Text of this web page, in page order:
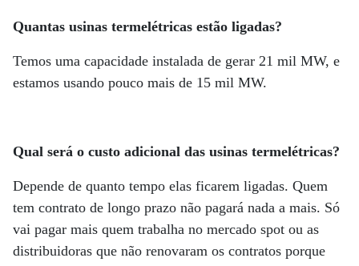
Quantas usinas termelétricas estão ligadas?
Temos uma capacidade instalada de gerar 21 mil MW, e
estamos usando pouco mais de 15 mil MW.
Qual será o custo adicional das usinas termelétricas?
Depende de quanto tempo elas ficarem ligadas. Quem
tem contrato de longo prazo não pagará nada a mais. Só
vai pagar mais quem trabalha no mercado spot ou as
distribuidoras que não renovaram os contratos porque